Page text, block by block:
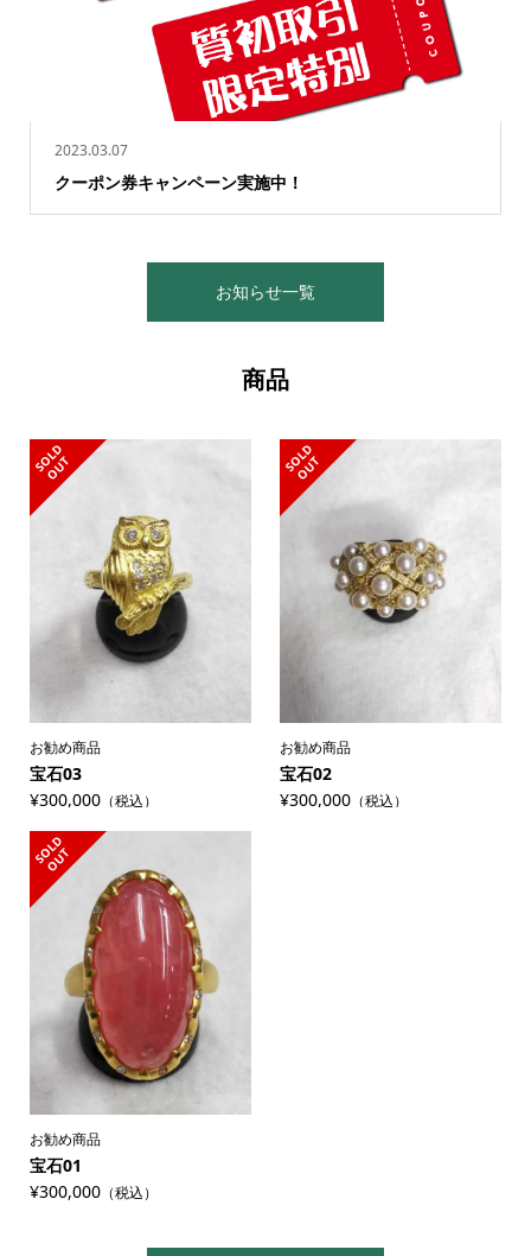
2023.03.07
クーポン券キャンペーン実施中！
お知らせ一覧
商品
S
O
L
D
O
U
T
お勧め商品
宝石03
¥300,000（税込）
S
O
L
D
O
U
T
お勧め商品
宝石02
¥300,000 （税込）
S
O
L
D
O
U
T
お勧め商品
宝石01
¥300,000（税込）